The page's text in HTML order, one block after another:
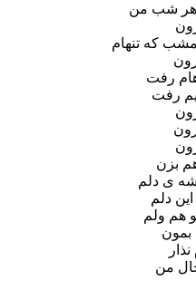
هر شب من
که تنهام
رفت
رفت
بزن
ی دلم
دلم
هم ولم
من